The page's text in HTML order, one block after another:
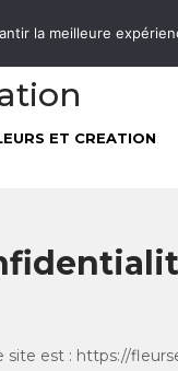
ET CREATION
site est : https://
la meilleure